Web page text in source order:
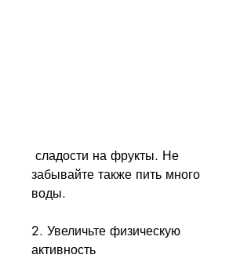
забывайте также пить много
воды.
2. Увеличьте физическую
активность